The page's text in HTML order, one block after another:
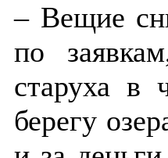
– Вещие
по
старуха в
берегу